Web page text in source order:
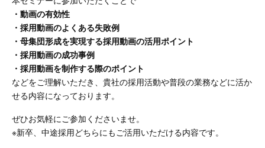
・動画の有効性
・採用動画のよくある失敗例
・母集団形成を実現する採用動画の活用ポイント
・採用動画の成功事例
・採用動画を制作する際のポイント
などをご理解いただき、貴社の採用活動や普段の業務などに活か
せる内容になっております。
ぜひお気軽にご参加くださいませ。
※新卒、中途採用どちらにもご活用いただける内容です。